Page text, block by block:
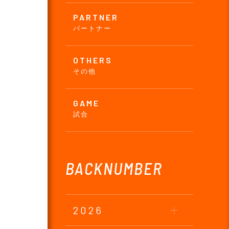
PARTNER
パートナー
OTHERS
その他
GAME
試合
BACKNUMBER
2026